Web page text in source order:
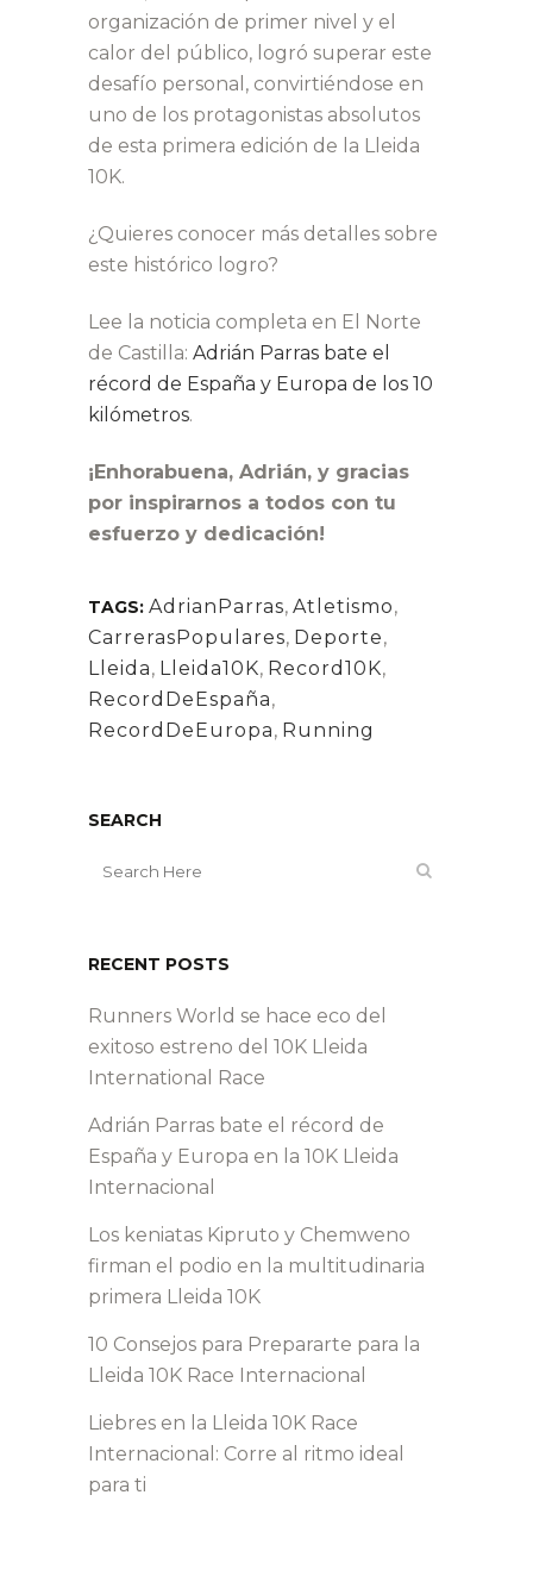
organización de primer nivel y el
calor del público, logró superar este
desafío personal, convirtiéndose en
uno de los protagonistas absolutos
de esta primera edición de la Lleida
10K.
¿Quieres conocer más detalles sobre
este histórico logro?
Lee la noticia completa en El Norte
de Castilla: Adrián Parras bate el
récord de España y Europa de los 10
kilómetros.
¡Enhorabuena, Adrián, y gracias
por inspirarnos a todos con tu
esfuerzo y dedicación!
TAGS: AdrianParras, Atletismo,
CarrerasPopulares, Deporte,
Lleida, Lleida10K, Record10K,
RecordDeEspaña,
RecordDeEuropa, Running
SEARCH
RECENT POSTS
Runners World se hace eco del
exitoso estreno del 10K Lleida
International Race
Adrián Parras bate el récord de
España y Europa en la 10K Lleida
Internacional
Los keniatas Kipruto y Chemweno
firman el podio en la multitudinaria
primera Lleida 10K
10 Consejos para Prepararte para la
Lleida 10K Race Internacional
Liebres en la Lleida 10K Race
Internacional: Corre al ritmo ideal
para ti